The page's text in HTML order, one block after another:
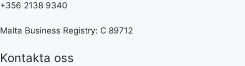
+356 2138 9340
Malta Business Registry: C 89712
Kontakta oss